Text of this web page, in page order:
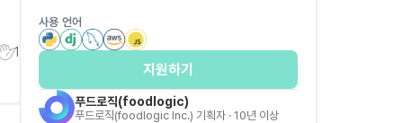
1
사용 언어
지원하기
푸드로직(foodlogic)
푸드로직(foodlogic Inc.) 기획자 · 10년 이상